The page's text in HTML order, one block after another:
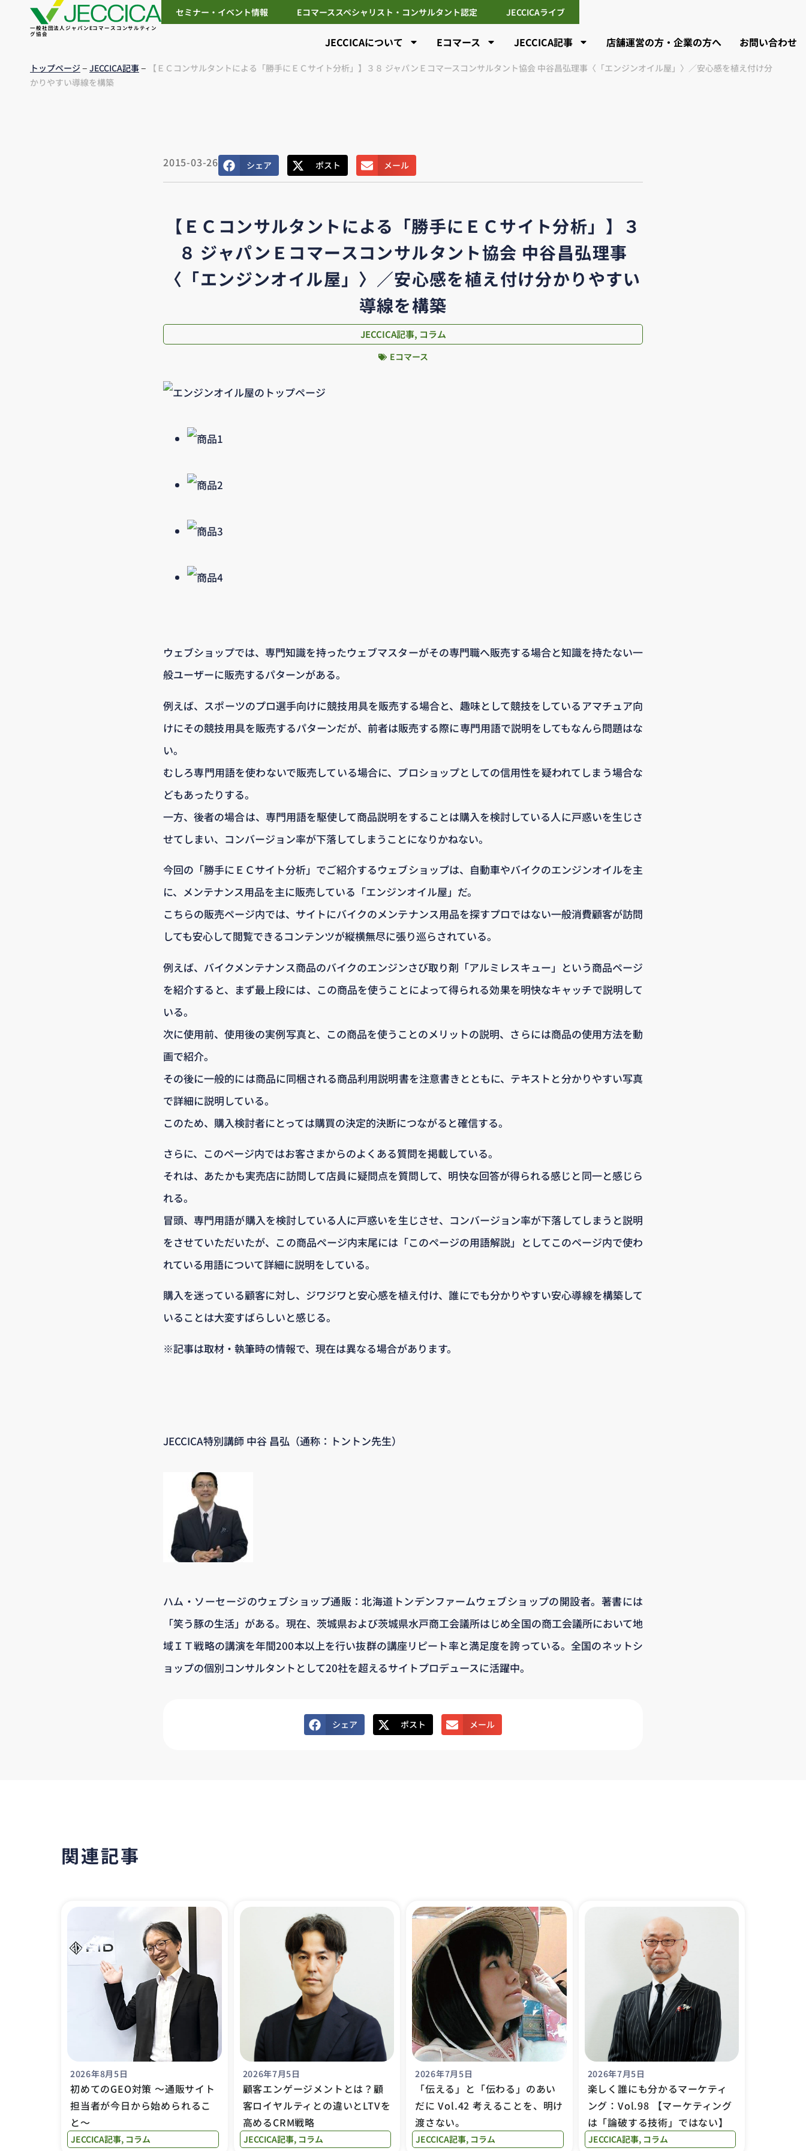
一般社団法人ジャパンEコマースコンサルティン
グ協会
セミナー・イベント情報 Eコマーススペシャリスト・コンサルタント認定 JECCICAライブ
JECCICAについて Eコマース JECCICA記事 店舗運営の方・企業の方へ お問い合わせ
トップページ– JECCICA記事– 【ＥＣコンサルタントによる「勝手にＥＣサイト分析」】３８ ジャパンＥコマースコンサルタント協会 中谷昌弘理事〈「エンジンオイル屋」〉／安心感を植え付け分
かりやすい導線を構築
2015-03-26 シェア ポスト メール
【ＥＣコンサルタントによる「勝手にＥＣサイト分析」】３
８ ジャパンＥコマースコンサルタント協会 中谷昌弘理事
〈「エンジンオイル屋」〉／安心感を植え付け分かりやすい
導線を構築
JECCICA記事, コラム
Eコマース
ウェブショップでは、専門知識を持ったウェブマスターがその専門職へ販売する場合と知識を持たない一
般ユーザーに販売するパターンがある。
例えば、スポーツのプロ選手向けに競技用具を販売する場合と、趣味として競技をしているアマチュア向
けにその競技用具を販売するパターンだが、前者は販売する際に専門用語で説明をしてもなんら問題はな
い。
むしろ専門用語を使わないで販売している場合に、プロショップとしての信用性を疑われてしまう場合な
どもあったりする。
一方、後者の場合は、専門用語を駆使して商品説明をすることは購入を検討している人に戸惑いを生じさ
せてしまい、コンバージョン率が下落してしまうことになりかねない。
今回の「勝手にＥＣサイト分析」でご紹介するウェブショップは、自動車やバイクのエンジンオイルを主
に、メンテナンス用品を主に販売している「エンジンオイル屋」だ。
こちらの販売ページ内では、サイトにバイクのメンテナンス用品を探すプロではない一般消費顧客が訪問
しても安心して閲覧できるコンテンツが縦横無尽に張り巡らされている。
例えば、バイクメンテナンス商品のバイクのエンジンさび取り剤「アルミレスキュー」という商品ページ
を紹介すると、まず最上段には、この商品を使うことによって得られる効果を明快なキャッチで説明して
いる。
次に使用前、使用後の実例写真と、この商品を使うことのメリットの説明、さらには商品の使用方法を動
画で紹介。
その後に一般的には商品に同梱される商品利用説明書を注意書きとともに、テキストと分かりやすい写真
で詳細に説明している。
このため、購入検討者にとっては購買の決定的決断につながると確信する。
さらに、このページ内ではお客さまからのよくある質問を掲載している。
それは、あたかも実売店に訪問して店員に疑問点を質問して、明快な回答が得られる感じと同一と感じら
れる。
冒頭、専門用語が購入を検討している人に戸惑いを生じさせ、コンバージョン率が下落してしまうと説明
をさせていただいたが、この商品ページ内末尾には「このページの用語解説」としてこのページ内で使わ
れている用語について詳細に説明をしている。
購入を迷っている顧客に対し、ジワジワと安心感を植え付け、誰にでも分かりやすい安心導線を構築して
いることは大変すばらしいと感じる。
※記事は取材・執筆時の情報で、現在は異なる場合があります。
JECCICA特別講師 中谷 昌弘（通称：トントン先生）
ハム・ソーセージのウェブショップ通販：北海道トンデンファームウェブショップの開設者。著書には
「笑う豚の生活」がある。現在、茨城県および茨城県水戸商工会議所はじめ全国の商工会議所において地
域ＩＴ戦略の講演を年間200本以上を行い抜群の講座リピート率と満足度を誇っている。全国のネットシ
ョップの個別コンサルタントとして20社を超えるサイトプロデュースに活躍中。
シェア ポスト メール
関連記事
2026年8月5日
初めてのGEO対策 〜通販サイト
担当者が今日から始められるこ
と〜
JECCICA記事, コラム
2026年7月5日
顧客エンゲージメントとは？顧
客ロイヤルティとの違いとLTVを
高めるCRM戦略
JECCICA記事, コラム
2026年7月5日
「伝える」と「伝わる」のあい
だに Vol.42 考えることを、明け
渡さない。
JECCICA記事, コラム
2026年7月5日
楽しく誰にも分かるマーケティ
ング：Vol.98 【マーケティング
は「論破する技術」ではない】
JECCICA記事, コラム